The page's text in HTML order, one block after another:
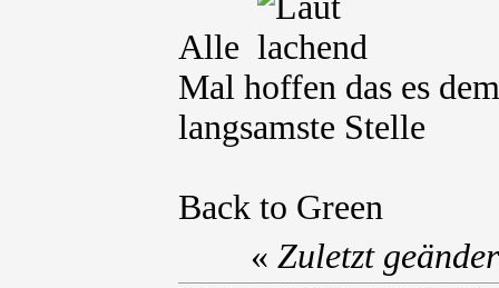
Alle
Mal hoffen das es
langsamste Stelle
Back to Green
« Zuletzt